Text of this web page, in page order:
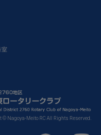
© Nagoya-Meito RC All Rights Reserved.